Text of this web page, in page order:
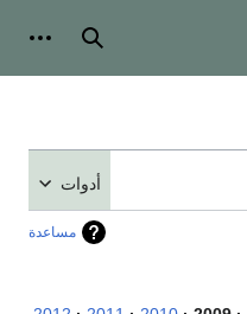
بحث
أدوات
مساعدة